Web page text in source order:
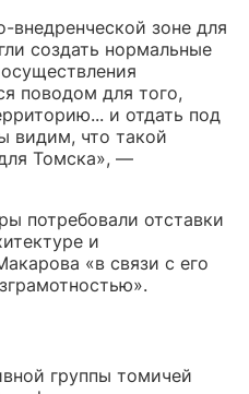
внедренческой зоне для
создать нормальные
поводом для того,
и отдать под
видим, что такой
Томска», —
потребовали отставки
и
«в связи с его
группы томичей